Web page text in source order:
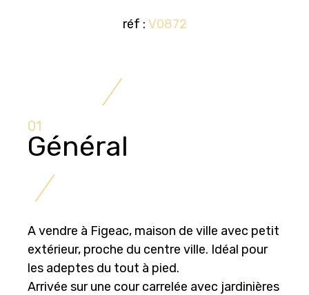
réf : V0872
01
Général
A vendre à Figeac, maison de ville avec petit
extérieur, proche du centre ville. Idéal pour
les adeptes du tout à pied.
Arrivée sur une cour carrelée avec jardinières